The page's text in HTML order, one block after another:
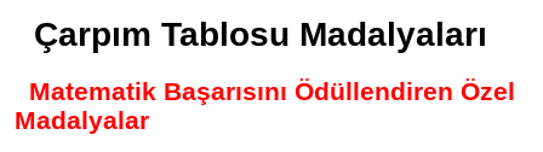
Çarpım Tablosu Madalyaları
Matematik Başarısını Ödüllendiren Özel
Madalyalar